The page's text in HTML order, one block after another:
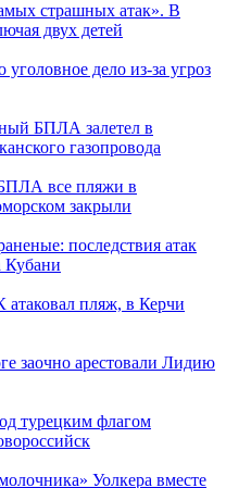
страшных атак». В
двух детей
уголовное дело из-за угроз
БПЛА залетел в
газопровода
все пляжи в
закрыли
последствия атак
Кубани
пляж, в Керчи
заочно арестовали Лидию
турецким флагом
Уолкера вместе